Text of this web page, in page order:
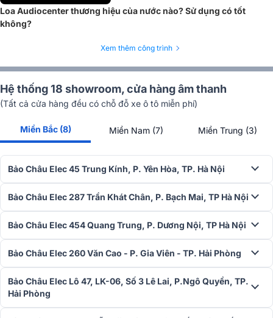
3. Hiệu suất âm thanh ấn tượng
Loa karaokeAudiocenter PF10+MKII có dải tần đáp ứng rộng từ
56Hz đến 20kHz, cho khả năng tái tạo đầy đủ mọi dải âm từ trầm
sâu đến cao sắc nét. Công suất định mức 250W (AES) phù hợp cho
nhiều không gian và mục đích sử dụng khác nhau như hội trường,
sân khấu, nhà thờ...
Loa Audiocenter thương hiệu của nước nào? Sử dụng có tốt
không?
Xem thêm công trình
Hệ thống 18 showroom, cửa hàng âm thanh
(Tất cả cửa hàng đều có chỗ đỗ xe ô tô miễn phí)
Miền Bắc (8) Miền Nam (7) Miền Trung (3)
Bảo Châu Elec 45 Trung Kính, P. Yên Hòa, TP. Hà Nội
Bảo Châu Elec 287 Trần Khát Chân, P. Bạch Mai, TP Hà Nội
Bảo Châu Elec 454 Quang Trung, P. Dương Nội, TP Hà Nội
Bảo Châu Elec 260 Văn Cao - P. Gia Viên - TP. Hải Phòng
Bảo Châu Elec Lô 47, LK-06, Số 3 Lê Lai, P.Ngô Quyền, TP.
Hải Phòng